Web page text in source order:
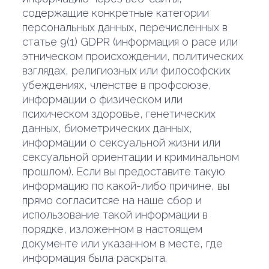
содержащие конкретные категории
персональных данных, перечисленных в
статье 9(1) GDPR (информация о расе или
этническом происхождении, политических
взглядах, религиозных или философских
убеждениях, членстве в профсоюзе,
информации о физическом или
психическом здоровье, генетических
данных, биометрических данных,
информации о сексуальной жизни или
сексуальной ориентации и криминальном
прошлом). Если вы предоставите такую
информацию по какой-либо причине, вы
прямо согласитсяе на наше сбор и
использование такой информации в
порядке, изложенном в настоящем
документе или указанном в месте, где
информация была раскрыта.